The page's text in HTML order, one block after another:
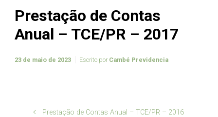
Prestação de Contas
Anual – TCE/PR – 2017
23 de maio de 2023 Escrito por Cambé Previdencia
Prestação de Contas Anual – TCE/PR – 2016